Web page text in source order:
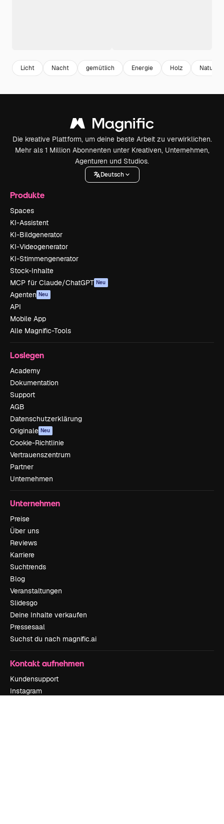
Licht Nacht gemütlich Energie Holz Natur
Die kreative Plattform, um deine beste Arbeit zu verwirklichen.
Mehr als 1 Million Abonnenten unter Kreativen, Unternehmen,
Agenturen und Studios.
Deutsch
Produkte
Spaces
KI-Assistent
KI-Bildgenerator
KI-Videogenerator
KI-Stimmengenerator
Stock-Inhalte
MCP für Claude/ChatGPT Neu
Agenten Neu
API
Mobile App
Alle Magnific-Tools
Loslegen
Academy
Dokumentation
Support
AGB
Datenschutzerklärung
Originale Neu
Cookie-Richtlinie
Vertrauenszentrum
Partner
Unternehmen
Unternehmen
Preise
Über uns
Reviews
Karriere
Suchtrends
Blog
Veranstaltungen
Slidesgo
Deine Inhalte verkaufen
Pressesaal
Suchst du nach magnific.ai
Kontakt aufnehmen
Kundensupport
Instagram